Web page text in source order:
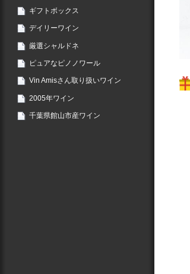
ギフトボックス
デイリーワイン
厳選シャルドネ
ピュアなピノノワール
Vin Amisさん取り扱いワイン
2005年ワイン
千葉県館山市産ワイン